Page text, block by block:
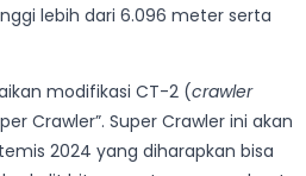
lebih dari 6.096 meter serta
modifikasi CT-2 (crawler
Crawler”. Super Crawler ini akan
2024 yang diharapkan bisa